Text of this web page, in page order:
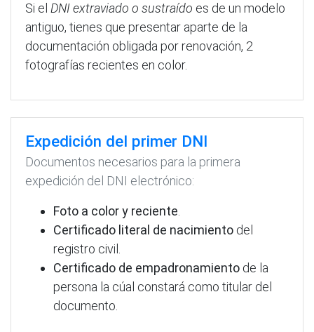
Si el DNI extraviado o sustraído es de un modelo
antiguo, tienes que presentar aparte de la
documentación obligada por renovación, 2
fotografías recientes en color.
Expedición del primer DNI
Documentos necesarios para la primera
expedición del DNI electrónico:
Foto a color y reciente.
Certificado literal de nacimiento del
registro civil.
Certificado de empadronamiento de la
persona la cúal constará como titular del
documento.